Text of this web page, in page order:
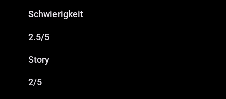
Schwierigkeit
2.5/5
Story
2/5